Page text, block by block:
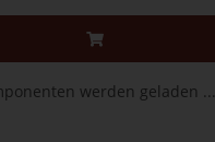
werden geladen ...